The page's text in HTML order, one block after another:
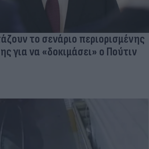
το σενάριο περιορισμένης
για να «δοκιμάσει» ο Πούτιν